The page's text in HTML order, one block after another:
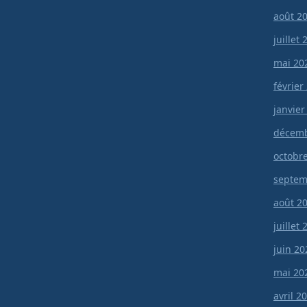
août
juillet
mai
février
janvier
août
juillet
juin
mai
avril